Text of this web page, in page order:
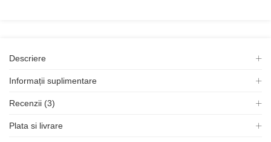
Descriere
Informații suplimentare
Recenzii (3)
Plata si livrare